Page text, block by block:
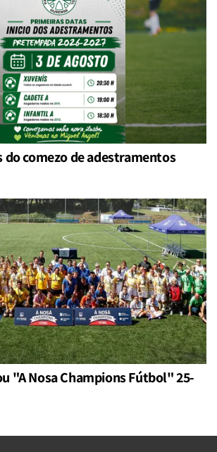
do comezo de adestramentos
"A Nosa Champions Fútbol" 25-